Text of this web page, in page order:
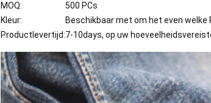
MOQ:
500 PCs
Kleur:
Beschikbaar met om het even welke
Productlevertijd:7-10days, op uw